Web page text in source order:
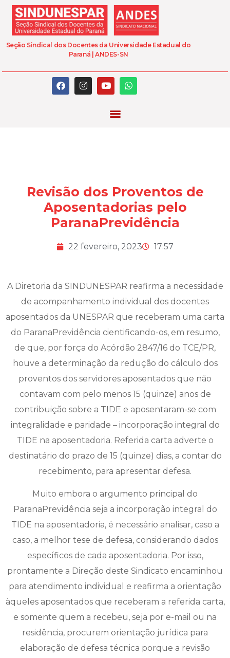
Seção Sindical dos Docentes da Universidade Estadual do
Paraná | ANDES-SN
Revisão dos Proventos de
Aposentadorias pelo
ParanaPrevidência
22 fevereiro, 2023 17:57
A Diretoria da SINDUNESPAR reafirma a necessidade
de acompanhamento individual dos docentes
aposentados da UNESPAR que receberam uma carta
do ParanaPrevidência cientificando-os, em resumo,
de que, por força do Acórdão 2847/16 do TCE/PR,
houve a determinação da redução do cálculo dos
proventos dos servidores aposentados que não
contavam com pelo menos 15 (quinze) anos de
contribuição sobre a TIDE e aposentaram-se com
integralidade e paridade – incorporação integral do
TIDE na aposentadoria. Referida carta adverte o
destinatário do prazo de 15 (quinze) dias, a contar do
recebimento, para apresentar defesa.
Muito embora o argumento principal do
ParanaPrevidência seja a incorporação integral do
TIDE na aposentadoria, é necessário analisar, caso a
caso, a melhor tese de defesa, considerando dados
específicos de cada aposentadoria. Por isso,
prontamente a Direção deste Sindicato encaminhou
para atendimento individual e reafirma a orientação
àqueles aposentados que receberam a referida carta,
e somente quem a recebeu, seja por e-mail ou na
residência, procurem orientação jurídica para
elaboração de defesa técnica porque a revisão